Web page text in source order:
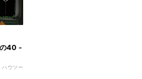
40 -
ハウツー